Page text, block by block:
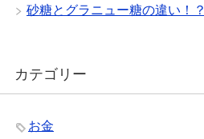
砂糖とグラニュー糖の違い！？
カテゴリー
お金